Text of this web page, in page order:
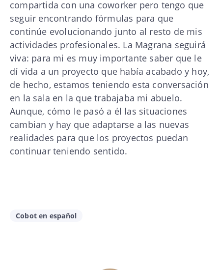
compartida con una coworker pero tengo que
seguir encontrando fórmulas para que
continúe evolucionando junto al resto de mis
actividades profesionales. La Magrana seguirá
viva: para mi es muy importante saber que le
dí vida a un proyecto que había acabado y hoy,
de hecho, estamos teniendo esta conversación
en la sala en la que trabajaba mi abuelo.
Aunque, cómo le pasó a él las situaciones
cambian y hay que adaptarse a las nuevas
realidades para que los proyectos puedan
continuar teniendo sentido.
Cobot en español